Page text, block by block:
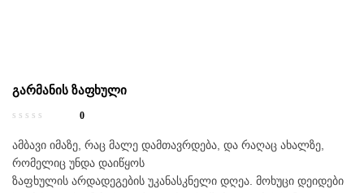
გარმანის ზაფხული
0
ამბავი იმაზე, რაც მალე დამთავრდება, და რაღაც ახალზე,
რომელიც უნდა დაიწყოს
ზაფხულის არდადეგების უკანასკნელი დღეა. მოხუცი დეიდები